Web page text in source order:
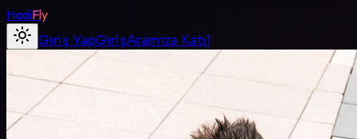
HadiFly
Giriş YapGirişAramıza Katıl